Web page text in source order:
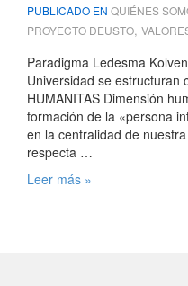
PUBLICADO EN QUIÉNES
PROYECTO DEUSTO,
Paradigma Ledesma
Universidad se estructuran
HUMANITAS Dimensión
formación de la «persona
en la centralidad de
respecta …
El
Leer más »